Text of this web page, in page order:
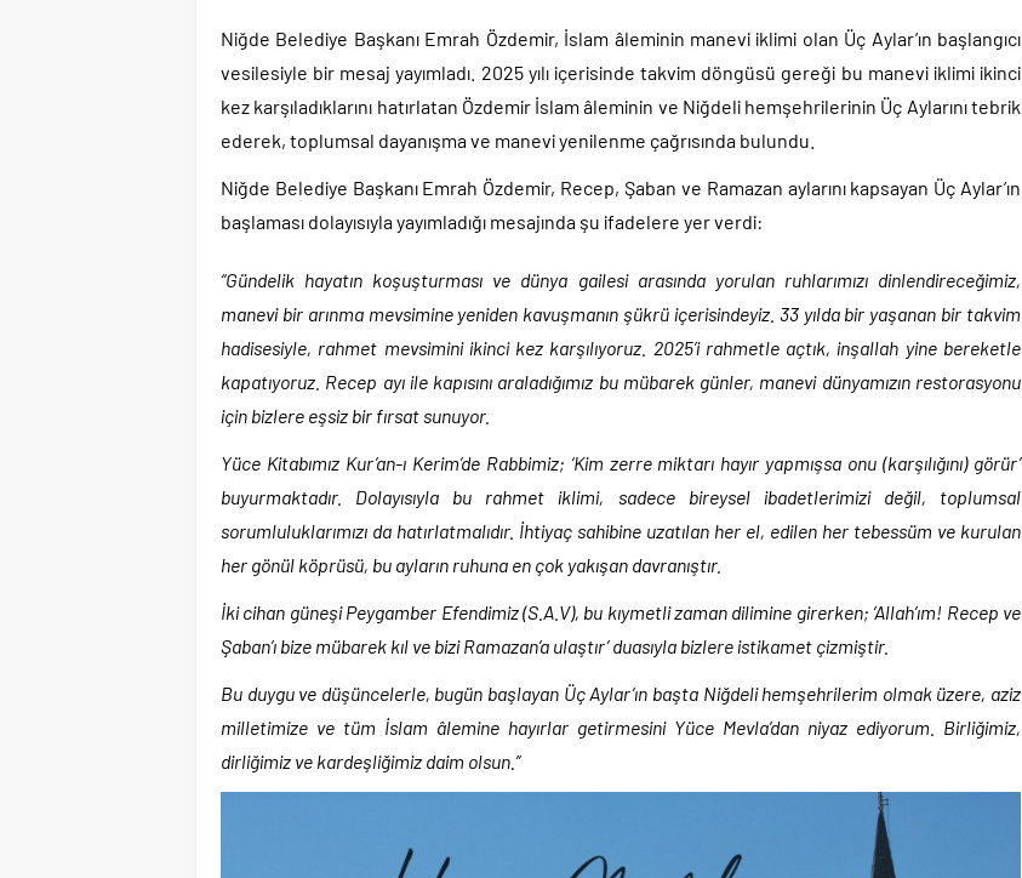
Niğde Belediye Başkanı Emrah Özdemir, İslam âleminin manevi iklimi olan Üç Aylar’ın başlangıcı
vesilesiyle bir mesaj yayımladı. 2025 yılı içerisinde takvim döngüsü gereği bu manevi iklimi ikinci
kez karşıladıklarını hatırlatan Özdemir İslam âleminin ve Niğdeli hemşehrilerinin Üç Aylarını tebrik
ederek, toplumsal dayanışma ve manevi yenilenme çağrısında bulundu.
Niğde Belediye Başkanı Emrah Özdemir, Recep, Şaban ve Ramazan aylarını kapsayan Üç Aylar’ın
başlaması dolayısıyla yayımladığı mesajında şu ifadelere yer verdi:
“Gündelik hayatın koşuşturması ve dünya gailesi arasında yorulan ruhlarımızı dinlendireceğimiz,
manevi bir arınma mevsimine yeniden kavuşmanın şükrü içerisindeyiz. 33 yılda bir yaşanan bir takvim
hadisesiyle, rahmet mevsimini ikinci kez karşılıyoruz. 2025’i rahmetle açtık, inşallah yine bereketle
kapatıyoruz. Recep ayı ile kapısını araladığımız bu mübarek günler, manevi dünyamızın restorasyonu
için bizlere eşsiz bir fırsat sunuyor.
Yüce Kitabımız Kur’an-ı Kerim’de Rabbimiz; ‘Kim zerre miktarı hayır yapmışsa onu (karşılığını) görür’
buyurmaktadır. Dolayısıyla bu rahmet iklimi, sadece bireysel ibadetlerimizi değil, toplumsal
sorumluluklarımızı da hatırlatmalıdır. İhtiyaç sahibine uzatılan her el, edilen her tebessüm ve kurulan
her gönül köprüsü, bu ayların ruhuna en çok yakışan davranıştır.
İki cihan güneşi Peygamber Efendimiz (S.A.V), bu kıymetli zaman dilimine girerken; ‘Allah’ım! Recep ve
Şaban’ı bize mübarek kıl ve bizi Ramazan’a ulaştır’ duasıyla bizlere istikamet çizmiştir.
Bu duygu ve düşüncelerle, bugün başlayan Üç Aylar’ın başta Niğdeli hemşehrilerim olmak üzere, aziz
milletimize ve tüm İslam âlemine hayırlar getirmesini Yüce Mevla’dan niyaz ediyorum. Birliğimiz,
dirliğimiz ve kardeşliğimiz daim olsun.”